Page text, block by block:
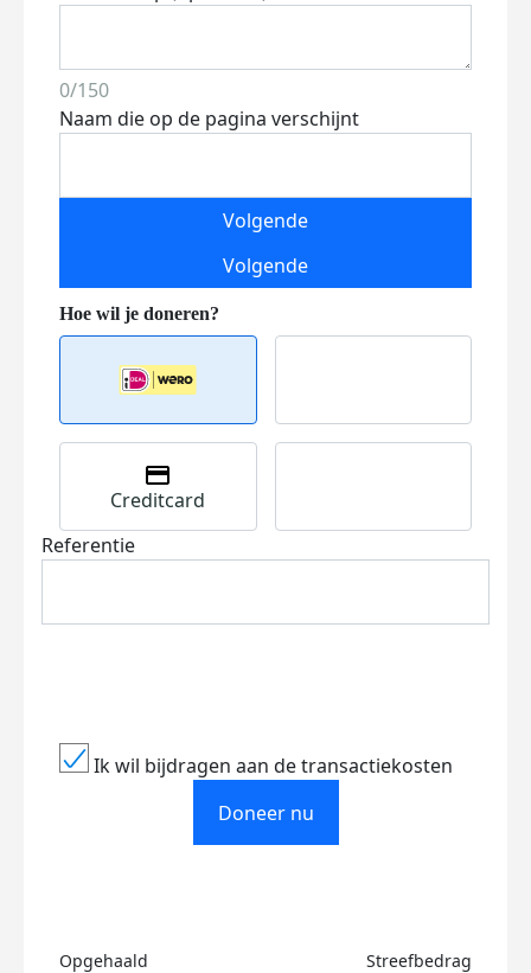
0/150
Naam die op de pagina verschijnt
Volgende
Volgende
Creditcard
Referentie
Ik wil bijdragen aan de transactiekosten
Doneer nu
Opgehaald Streefbedrag